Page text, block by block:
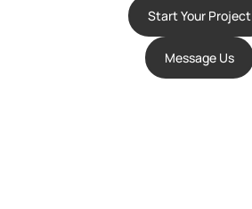
Start Your Project
Message Us